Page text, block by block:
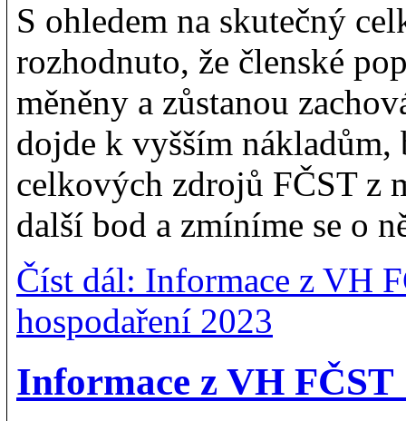
S ohledem na skutečný
rozhodnuto, že členské
měněny a zůstanou
dojde k vyšším
celkových zdrojů FČST z
další bod a zmíníme se o
Číst dál: Informace z VH
hospodaření 2023
Informace z VH FČST